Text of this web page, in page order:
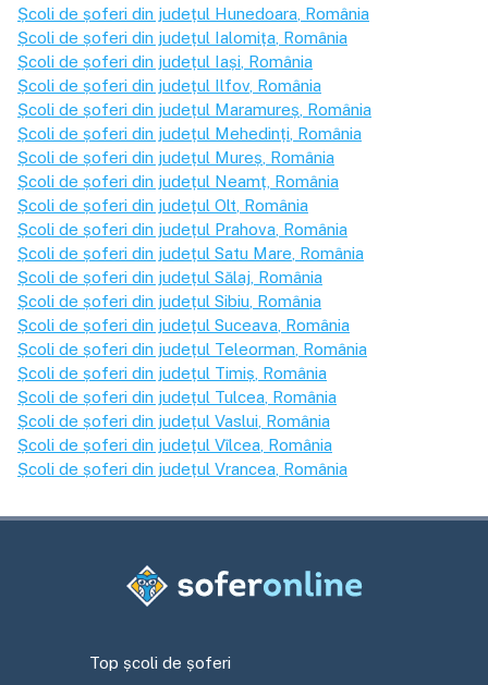
Școli de șoferi din județul Hunedoara , România
Școli de șoferi din județul Ialomița , România
Școli de șoferi din județul Iași , România
Școli de șoferi din județul Ilfov , România
Școli de șoferi din județul Maramureș , România
Școli de șoferi din județul Mehedinți , România
Școli de șoferi din județul Mureș , România
Școli de șoferi din județul Neamț , România
Școli de șoferi din județul Olt , România
Școli de șoferi din județul Prahova , România
Școli de șoferi din județul Satu Mare , România
Școli de șoferi din județul Sălaj , România
Școli de șoferi din județul Sibiu , România
Școli de șoferi din județul Suceava , România
Școli de șoferi din județul Teleorman , România
Școli de șoferi din județul Timiș , România
Școli de șoferi din județul Tulcea , România
Școli de șoferi din județul Vaslui , România
Școli de șoferi din județul Vîlcea , România
Școli de șoferi din județul Vrancea , România
Top școli de șoferi